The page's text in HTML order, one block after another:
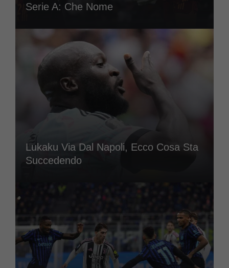
Serie A: Che Nome
Lukaku Via Dal Napoli, Ecco Cosa Sta
Succedendo